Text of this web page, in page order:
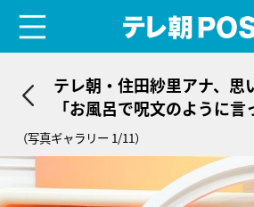
テレ朝・住田紗里アナ、思
「お風呂で呪文のように
（写真ギャラリー 1/11）